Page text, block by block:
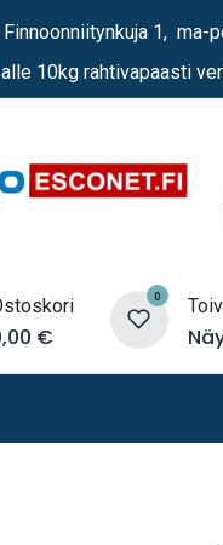
Finnoonniitynkuja 1, ma-
10kg rahtivapaasti
€
0